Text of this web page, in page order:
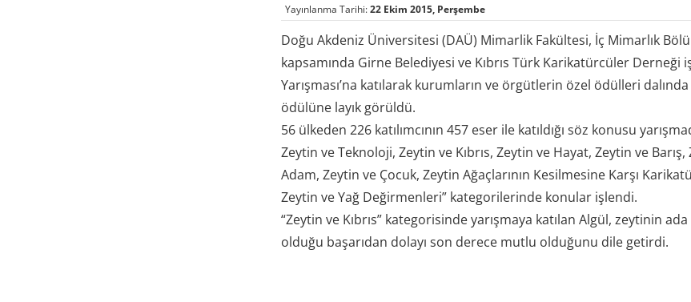
Yayınlanma Tarihi:22 Ekim 2015, Perşembe
Doğu Akdeniz Üniversitesi (DAÜ) Mimarlik Fakültesi, İç Mimarlık
kapsamında Girne Belediyesi ve Kıbrıs Türk Karikatürcüler
Yarışması’na katılarak kurumların ve örgütlerin özel ödülleri
ödülüne layık görüldü.
56 ülkeden 226 katılımcının 457 eser ile katıldığı söz konusu
Zeytin ve Teknoloji, Zeytin ve Kıbrıs, Zeytin ve Hayat, Zeytin ve
Adam, Zeytin ve Çocuk, Zeytin Ağaçlarının Kesilmesine Karşı
Zeytin ve Yağ Değirmenleri” kategorilerinde konular işlendi.
“Zeytin ve Kıbrıs” kategorisinde yarışmaya katılan Algül, zeytinin
olduğu başarıdan dolayı son derece mutlu olduğunu dile getirdi.